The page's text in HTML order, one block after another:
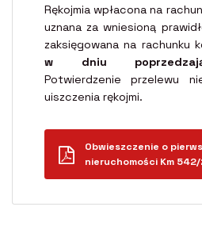
Rękojmia wpłacona na
uznana za wniesioną
zaksięgowana na rachunku
w dniu
Potwierdzenie przelewu
uiszczenia rękojmi.
Obwieszczenie o
nieruchomości Km